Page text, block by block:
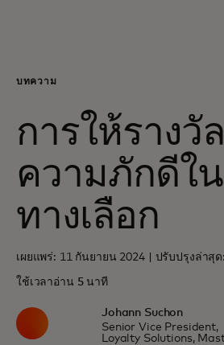
สำหรับธุรกิจ
เพื่อโลก
สำหรับผู้สร้างนวัตกรรม
บทความ
การให้รางวั
ความภักดีใ
ทางเลือก
เผยแพร่: 11 กันยายน 2024 | ปรับปรุงล่าสุ
ใช้เวลาอ่าน 5 นาที
Johann Suchon
Senior Vice President,
Loyalty Solutions,